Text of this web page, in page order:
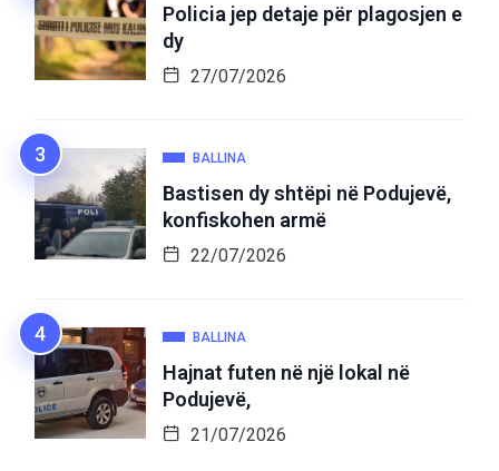
Policia jep detaje për plagosjen e
dy
27/07/2026
BALLINA
Bastisen dy shtëpi në Podujevë,
konfiskohen armë
22/07/2026
BALLINA
Hajnat futen në një lokal në
Podujevë,
21/07/2026